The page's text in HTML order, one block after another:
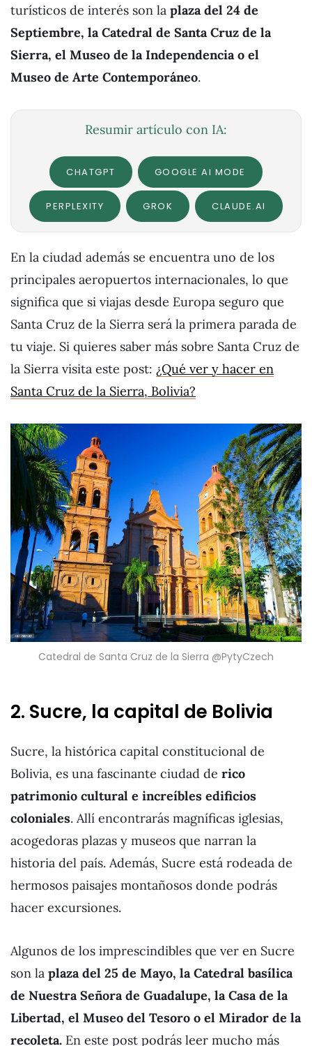
turísticos de interés son la plaza del 24 de
Septiembre, la Catedral de Santa Cruz de la
Sierra, el Museo de la Independencia o el
Museo de Arte Contemporáneo.
Resumir artículo con IA:
CHATGPT GOOGLE AI MODE
PERPLEXITY GROK CLAUDE.AI
En la ciudad además se encuentra uno de los
principales aeropuertos internacionales, lo que
significa que si viajas desde Europa seguro que
Santa Cruz de la Sierra será la primera parada de
tu viaje. Si quieres saber más sobre Santa Cruz de
la Sierra visita este post: ¿Qué ver y hacer en
Santa Cruz de la Sierra, Bolivia?
Catedral de Santa Cruz de la Sierra @PytyCzech
2. Sucre, la capital de Bolivia
Sucre, la histórica capital constitucional de
Bolivia, es una fascinante ciudad de rico
patrimonio cultural e increíbles edificios
coloniales. Allí encontrarás magníficas iglesias,
acogedoras plazas y museos que narran la
historia del país. Además, Sucre está rodeada de
hermosos paisajes montañosos donde podrás
hacer excursiones.
Algunos de los imprescindibles que ver en Sucre
son la plaza del 25 de Mayo, la Catedral basílica
de Nuestra Señora de Guadalupe, la Casa de la
Libertad, el Museo del Tesoro o el Mirador de la
recoleta. En este post podrás leer mucho más